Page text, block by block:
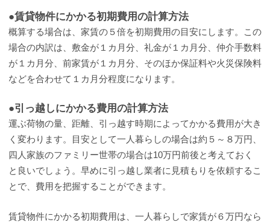
●賃貸物件にかかる初期費用の計算方法
概算する場合は、家賃の５倍を初期費用の目安にします。この
場合の内訳は、敷金が１カ月分、礼金が１カ月分、仲介手数料
が１カ月分、前家賃が１カ月分、そのほか保証料や火災保険料
などを合わせて１カ月分程度になります。
●引っ越しにかかる費用の計算方法
運ぶ荷物の量、距離、引っ越す時期によってかかる費用が大き
く変わります。目安として一人暮らしの場合は約５～８万円、
四人家族のファミリー世帯の場合は10万円前後と考えておく
と良いでしょう。早めに引っ越し業者に見積もりを依頼するこ
とで、費用を把握することができます。
賃貸物件にかかる初期費用は、一人暮らしで家賃が６万円なら